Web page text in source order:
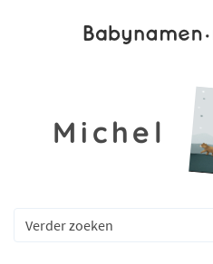
Michel